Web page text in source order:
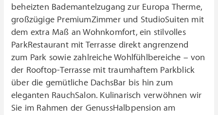
beheizten Bademantelzugang zur Europa Therme,
großzügige PremiumZimmer und StudioSuiten mit
dem extra Maß an Wohnkomfort, ein stilvolles
ParkRestaurant mit Terrasse direkt angrenzend
zum Park sowie zahlreiche Wohlfühlbereiche – von
der Rooftop-Terrasse mit traumhaftem Parkblick
über die gemütliche DachsBar bis hin zum
eleganten RauchSalon. Kulinarisch verwöhnen wir
Sie im Rahmen der GenussHalbpension am